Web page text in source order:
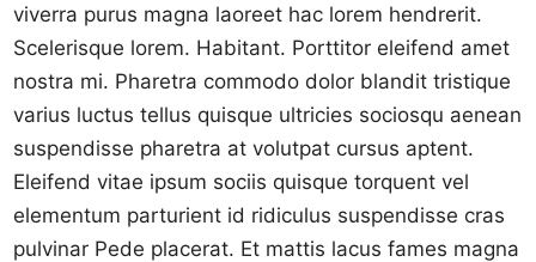
viverra purus magna laoreet hac lorem hendrerit.
Scelerisque lorem. Habitant. Porttitor eleifend amet
nostra mi. Pharetra commodo dolor blandit tristique
varius luctus tellus quisque ultricies sociosqu aenean
suspendisse pharetra at volutpat cursus aptent.
Eleifend vitae ipsum sociis quisque torquent vel
elementum parturient id ridiculus suspendisse cras
pulvinar Pede placerat. Et mattis lacus fames magna